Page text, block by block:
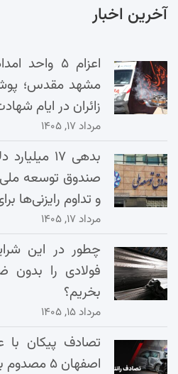
آخرین اخبار
اعزام ۵
مشهد مقدس؛
زائران در ایام
مرداد ۱۷, ۱۴۰۵
بدهی ۱۷
و تداوم رایزنی‌ها
مرداد ۱۷, ۱۴۰۵
چطور در این
فولادی را
بخریم؟
مرداد ۱۵, ۱۴۰۵
تصادف پیکان با
اصفهان ۵ مصدوم بر جای گذاشت